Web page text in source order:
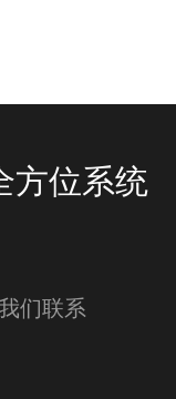
方位系统
们联系